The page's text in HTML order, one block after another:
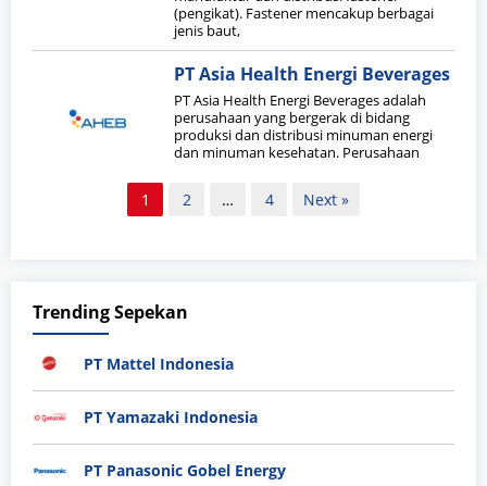
(pengikat). Fastener mencakup berbagai
jenis baut,
PT Asia Health Energi Beverages
PT Asia Health Energi Beverages adalah
perusahaan yang bergerak di bidang
produksi dan distribusi minuman energi
dan minuman kesehatan. Perusahaan
1 2 … 4 Next »
Trending Sepekan
PT Mattel Indonesia
PT Yamazaki Indonesia
PT Panasonic Gobel Energy